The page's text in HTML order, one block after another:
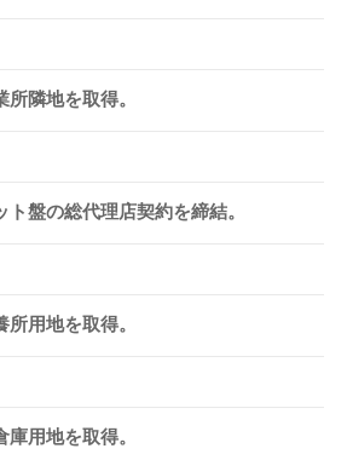
隣地を取得。
盤の総代理店契約を締結。
用地を取得。
用地を取得。